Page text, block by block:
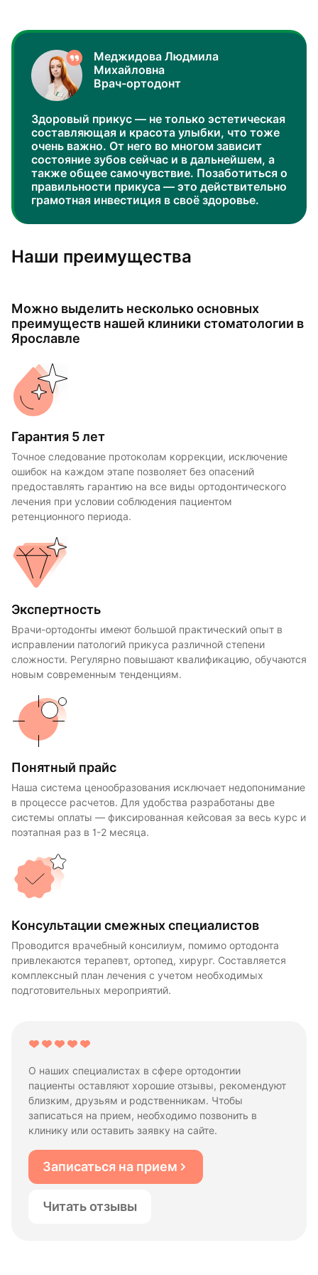
Меджидова Людмила
Михайловна
Врач-ортодонт
Здоровый прикус — не только эстетическая
составляющая и красота улыбки, что тоже
очень важно. От него во многом зависит
состояние зубов сейчас и в дальнейшем, а
также общее самочувствие. Позаботиться о
правильности прикуса — это действительно
грамотная инвестиция в своё здоровье.
Наши преимущества
Можно выделить несколько основных
преимуществ нашей клиники стоматологии в
Ярославле
Гарантия 5 лет
Точное следование протоколам коррекции, исключение
ошибок на каждом этапе позволяет без опасений
предоставлять гарантию на все виды ортодонтического
лечения при условии соблюдения пациентом
ретенционного периода.
Экспертность
Врачи-ортодонты имеют большой практический опыт в
исправлении патологий прикуса различной степени
сложности. Регулярно повышают квалификацию, обучаются
новым современным тенденциям.
Понятный прайс
Наша система ценообразования исключает недопонимание
в процессе расчетов. Для удобства разработаны две
системы оплаты — фиксированная кейсовая за весь курс и
поэтапная раз в 1-2 месяца.
Консультации смежных специалистов
Проводится врачебный консилиум, помимо ортодонта
привлекаются терапевт, ортопед, хирург. Составляется
комплексный план лечения с учетом необходимых
подготовительных мероприятий.
О наших специалистах в сфере ортодонтии
пациенты оставляют хорошие отзывы, рекомендуют
близким, друзьям и родственникам. Чтобы
записаться на прием, необходимо позвонить в
клинику или оставить заявку на сайте.
Записаться на прием
Читать отзывы